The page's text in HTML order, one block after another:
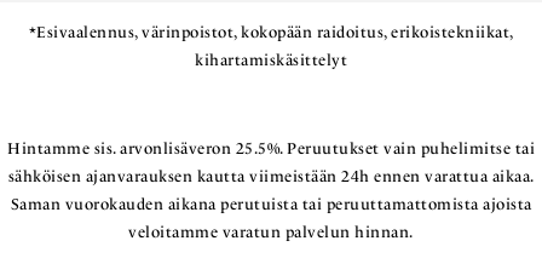
*Esivaalennus, värinpoistot, kokopään raidoitus, erikoistekniikat,
kihartamiskäsittelyt
Hintamme sis. arvonlisäveron 25.5%. Peruutukset vain puhelimitse tai
sähköisen ajanvarauksen kautta viimeistään 24h ennen varattua aikaa.
Saman vuorokauden aikana perutuista tai peruuttamattomista ajoista
veloitamme varatun palvelun hinnan.